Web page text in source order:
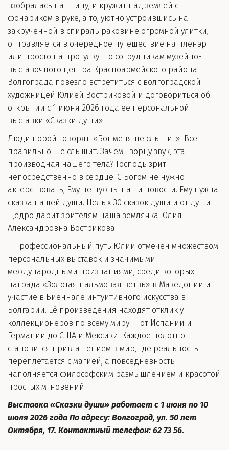
взобралась на птицу, и кружит над землёй с
фонариком в руке, а то, уютно устроившись на
закрученной в спираль раковине огромной улитки,
отправляется в очередное путешествие на пленэр
или просто на прогулку. Но сотрудникам музейно-
выставочного центра Красноармейского района
Волгограда повезло встретиться с волгоградской
художницей Юлией Востриковой и договориться об
открытии с 1 июня 2026 года её персональной
выставки «Сказки души».
Люди порой говорят: «Бог меня не слышит». Всё
правильно. Не слышит. Зачем Творцу звук, эта
производная нашего тела? Господь зрит
непосредственно в сердце. С Богом не нужно
актёрствовать, Ему не нужны наши новости. Ему нужна
сказка нашей души. Целых 30 сказок души и от души
щедро дарит зрителям наша землячка Юлия
Александровна Вострикова.
Профессиональный путь Юлии отмечен множеством
персональных выставок и значимыми
международными признаниями, среди которых
награда «Золотая пальмовая ветвь» в Македонии и
участие в Биеннале интуитивного искусства в
Болгарии. Её произведения находят отклик у
коллекционеров по всему миру — от Испании и
Германии до США и Мексики. Каждое полотно
становится приглашением в мир, где реальность
переплетается с магией, а повседневность
наполняется философским размышлением и красотой
простых мгновений.
Выставка «Сказки души» работает с 1 июня по 10
июля 2026 года По адресу: Волгоград, ул. 50 лет
Октября, 17. Контактный телефон: 62 73 56.